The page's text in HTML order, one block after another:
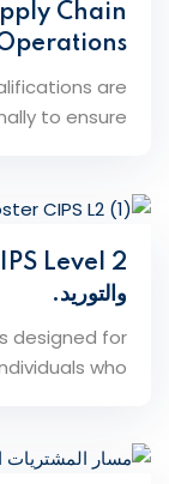
Chain
are
to ensure...
والتوريد.
designed for
who...